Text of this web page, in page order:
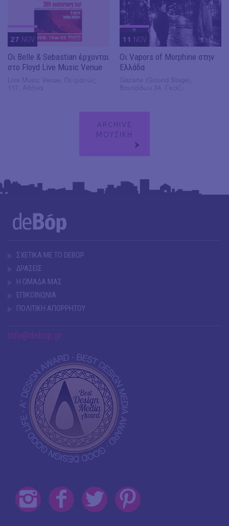
27 NOV
Οι Belle & Sebastian έρχονται
στο Floyd Live Music Venue
11 NOV
Οι Vapors of Morphine στην
Ελλάδα
ARCHIVE
ΜΟΥΣΙΚΗ
ΣΧΕΤΙΚΑ ΜΕ ΤΟ DEBOP
ΔΡΑΣΕΙΣ
Η ΟΜΑΔΑ ΜΑΣ
ΕΠΙΚΟΙΝΩΝΙΑ
ΠΟΛΙΤΙΚΗ ΑΠΟΡΡΗΤΟΥ
info@debop.gr